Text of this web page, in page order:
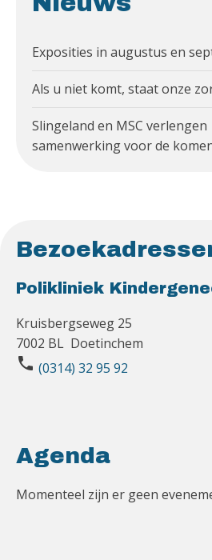
Exposities in augustus en
Als u niet komt, staat onze
Slingeland en MSC verlengen
samenwerking voor de
Polikliniek
Kruisbergseweg 25
7002 BL Doetinchem
phone (0314) 32 95 92
Agenda
Momenteel zijn er geen